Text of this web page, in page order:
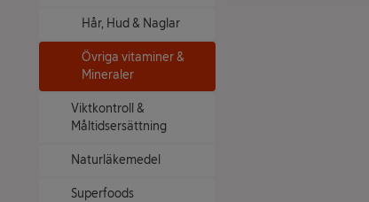
Hår, Hud & Naglar
Övriga vitaminer &
Mineraler
Viktkontroll &
Måltidsersättning
Naturläkemedel
Superfoods